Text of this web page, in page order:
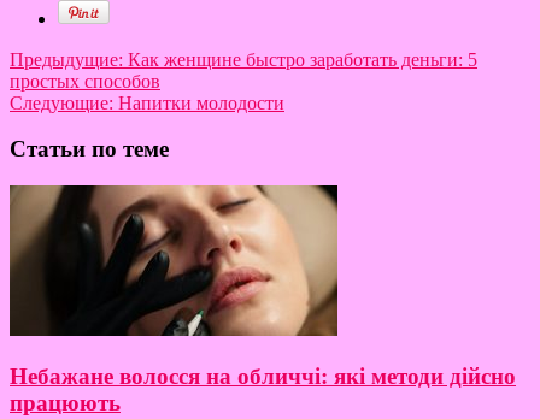
Предыдущие: Как женщине быстро заработать деньги: 5
простых способов
Следующие: Напитки молодости
Статьи по теме
Небажане волосся на обличчі: які методи дійсно
працюють